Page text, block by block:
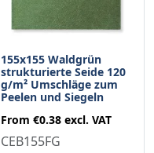
155x155 Waldgrün
strukturierte Seide 120
g/m² Umschläge zum
Peelen und Siegeln
From €0.38 excl. VAT
CEB155FG